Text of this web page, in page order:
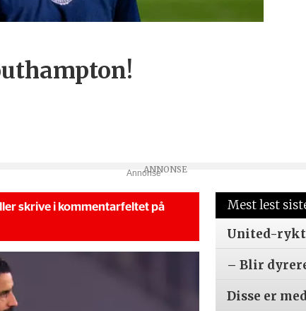
Annonse
skrive i kommentarfeltet på
Mest lest
United-
– Blir
Disse er